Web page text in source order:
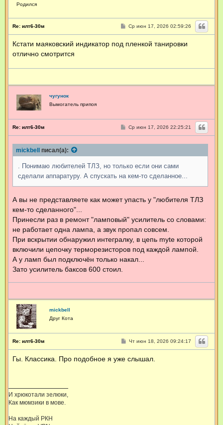
Родился
Re: илт6-30м
С
б
и
Ср июн 17, 2026 02:59:26
Кстати маяковский индикатор под пленкой танировки
отлично смотрится
чугунок
Вымогатель припоя
Re: илт6-30м
С
б
е
и
е
Ср июн 17, 2026 22:25:21
mickbell писал(а):
. Понимаю любителей ТЛЗ, но только если они сами
сделали аппаратуру. А спускать на кем-то сделанное...
А вы не представляете как может упасть у "любителя ТЛЗ
кем-то сделанного"...
Принесли раз в ремонт "ламповый" усилитель со словами:
не работает одна лампа, а звук пропал совсем.
При вскрытии обнаружил интегралку, в цепь myte которой
включили цепочку терморезисторов под каждой лампой.
А у ламп был подключён только накал...
Зато усилитель баксов 600 стоил.
mickbell
Друг Кота
Re: илт6-30м
С
б
Чт июн 18, 2026 09:24:17
Гы. Классика. Про подобное я уже слышал.
И хрюкотали зелюки,
Как мюмзики в мове.
На каждый РКН